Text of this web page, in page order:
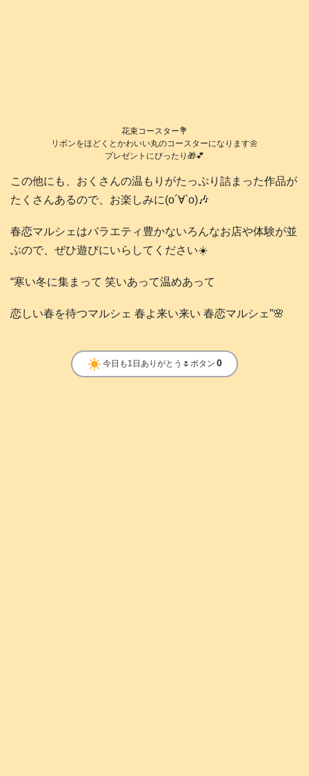
花束コースター💐
リボンをほどくとかわいい丸のコースターになります🌼
プレゼントにぴったり🎁💕
この他にも、おくさんの温もりがたっぷり詰まった作品が
たくさんあるので、お楽しみに(о´∀`о)🎶
春恋マルシェはバラエティ豊かないろんなお店や体験が並
ぶので、ぜひ遊びにいらしてください☀️
“寒い冬に集まって 笑いあって温めあって
恋しい春を待つマルシェ 春よ来い来い 春恋マルシェ”🌸
clear_day 今日も1日ありがとう🌷ボタン 0